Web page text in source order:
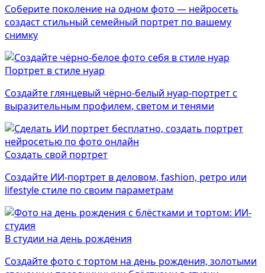
Соберите поколение на одном фото — нейросеть
создаст стильный семейный портрет по вашему
снимку
Портрет в стиле нуар
Создайте глянцевый чёрно-белый нуар-портрет с
выразительным профилем, светом и тенями
Создать свой портрет
Создайте ИИ-портрет в деловом, fashion, ретро или
lifestyle стиле по своим параметрам
В студии на день рождения
Создайте фото с тортом на день рождения, золотыми